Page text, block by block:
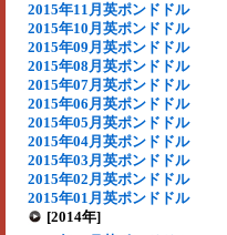
2015年11月英ポンドドル
2015年10月英ポンドドル
2015年09月英ポンドドル
2015年08月英ポンドドル
2015年07月英ポンドドル
2015年06月英ポンドドル
2015年05月英ポンドドル
2015年04月英ポンドドル
2015年03月英ポンドドル
2015年02月英ポンドドル
2015年01月英ポンドドル
[2014年]